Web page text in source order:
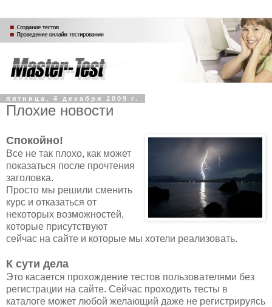
пятница, 4 декабря 2009 г.
Плохие новости
Спокойно!
Все не так плохо, как может
показаться после прочтения
заголовка.
Просто мы решили сменить
курс и отказаться от
некоторых возможностей,
которые присутствуют
сейчас на сайте и которые мы хотели реализовать.
К сути дела
Это касается прохождение тестов пользователями без
регистрации на сайте. Сейчас проходить тесты в
каталоге может любой желающий даже не регистрируясь